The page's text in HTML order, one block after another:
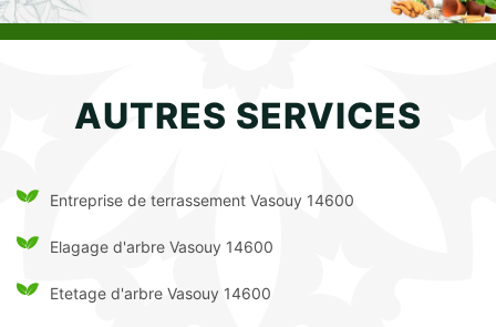
AUTRES SERVICES
Entreprise de terrassement Vasouy 14600
Elagage d'arbre Vasouy 14600
Etetage d'arbre Vasouy 14600